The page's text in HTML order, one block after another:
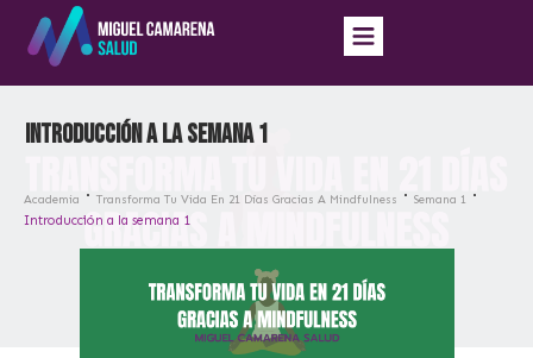
Introducción a la semana 1
Academia Transforma Tu Vida En 21 Días Gracias A Mindfulness Semana 1
Introducción a la semana 1